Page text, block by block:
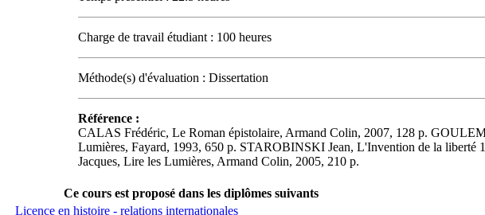
Charge de travail étudiant : 100 heures
Méthode(s) d'évaluation : Dissertation
Référence :
CALAS Frédéric, Le Roman épistolaire, Armand Colin, 2007, 128 p.
Lumières, Fayard, 1993, 650 p. STAROBINSKI Jean, L'Invention de la
Jacques, Lire les Lumières, Armand Colin, 2005, 210 p.
Ce cours est proposé dans les diplômes suivants
Licence en histoire - relations internationales